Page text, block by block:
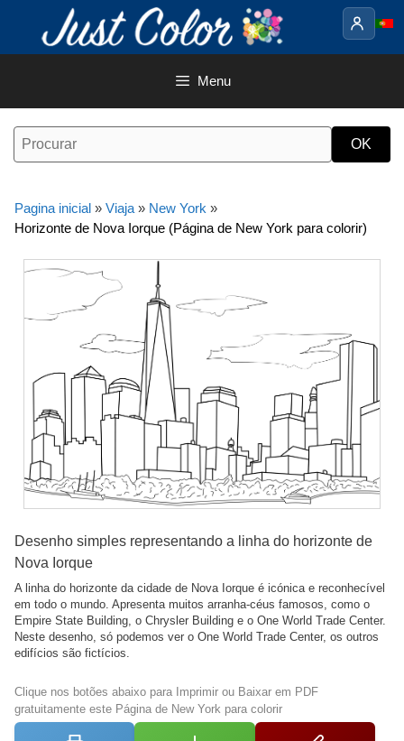
o
Menu
Pagina inicial » Viaja » New York »
Horizonte de Nova Iorque (Página de New York para colorir)
Desenho simples representando a linha do horizonte de
Nova Iorque
A linha do horizonte da cidade de Nova Iorque é icónica e reconhecível
em todo o mundo. Apresenta muitos arranha-céus famosos, como o
Empire State Building, o Chrysler Building e o One World Trade Center.
Neste desenho, só podemos ver o One World Trade Center, os outros
edifícios são fictícios.
Clique nos botões abaixo para Imprimir ou Baixar em PDF
gratuitamente este Página de New York para colorir